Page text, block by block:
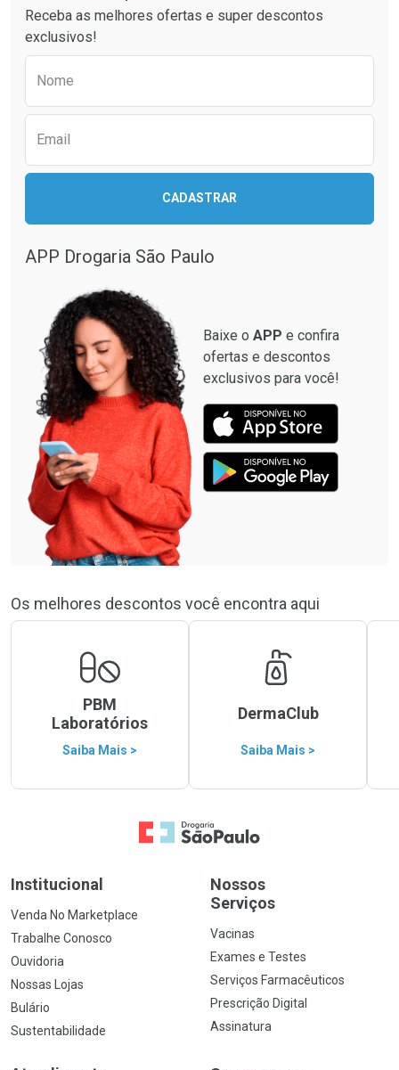
Comprar sem Desconto
Comprar sem Desconto
Por R$ 42,13/cada
Comprar sem Desconto
Comprar sem Desconto
Receba as melhores ofertas e super descontos
exclusivos!
Nome
Email
CADASTRAR
APP Drogaria São Paulo
Baixe o APP e confira
ofertas e descontos
exclusivos para você!
Os melhores descontos você encontra aqui
PBM
Laboratórios
Saiba Mais >
DermaClub
Saiba Mais >
Ir para a Home
Institucional
Venda No Marketplace
Trabalhe Conosco
Ouvidoria
Nossas Lojas
Bulário
Sustentabilidade
Nossos
Serviços
Vacinas
Exames e Testes
Serviços Farmacêuticos
Prescrição Digital
Assinatura